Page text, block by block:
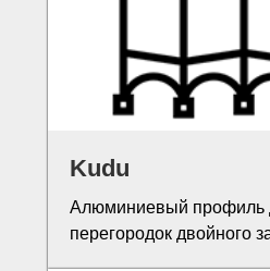
Kudu
Алюминиевый профиль
перегородок двойного